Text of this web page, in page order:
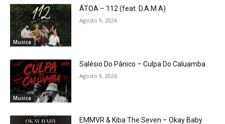
Musica
ÁTOA – 112 (feat. D.A.M.A)
Agosto 9, 2026
Musica
Salésio Do Pânico – Culpa Do Caluamba
Agosto 9, 2026
EMMVR & Kiba The Seven – Okay Baby